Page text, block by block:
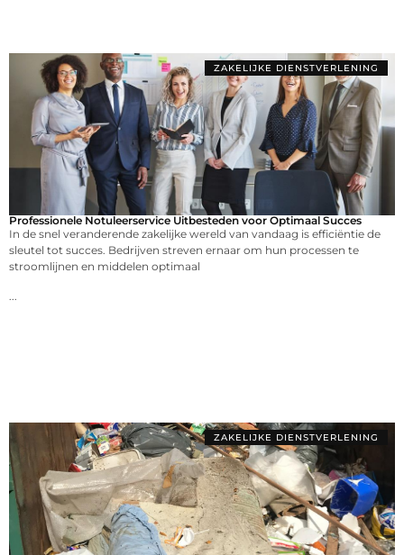
ZAKELIJKE DIENSTVERLENING
Professionele Notuleerservice Uitbesteden voor Optimaal Succes
In de snel veranderende zakelijke wereld van vandaag is efficiëntie de
sleutel tot succes. Bedrijven streven ernaar om hun processen te
stroomlijnen en middelen optimaal
ZAKELIJKE DIENSTVERLENING